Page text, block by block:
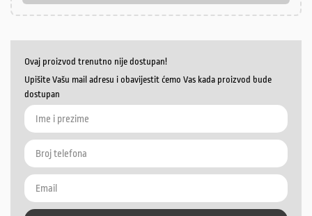
Ovaj proizvod trenutno nije dostupan!
Upišite Vašu mail adresu i obavijestit ćemo Vas kada proizvod bude
dostupan